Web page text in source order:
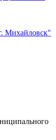
Михайловск"